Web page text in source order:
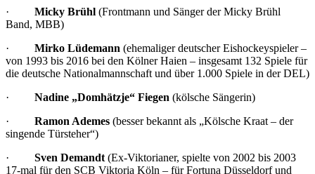
· Micky Brühl (Frontmann und Sänger derMicky Brühl
Band, MBB)
· Mirko Lüdemann (ehemaliger deutscher Eishockeyspieler –
von 1993 bis 2016 bei den Kölner Haien – insgesamt 132 Spiele für
die deutsche Nationalmannschaft und über 1.000 Spiele in der DEL)
· Nadine „Domhätzje“ Fiegen (kölsche Sängerin)
· Ramon Ademes (besser bekannt als „Kölsche Kraat – der
singende Türsteher“)
· Sven Demandt (Ex-Viktorianer, spielte von 2002 bis 2003
17-mal für den SCB Viktoria Köln – für Fortuna Düsseldorf und